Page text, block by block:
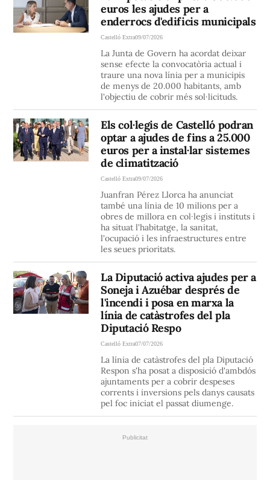
euros les ajudes per a
enderrocs d'edificis municipals
Castelló Extra09/07/2026
La Junta de Govern ha acordat deixar
sense efecte la convocatòria actual i
traure una nova línia per a municipis
de menys de 20.000 habitants, amb
l'objectiu de cobrir més sol·licituds.
Els col·legis de Castelló podran
optar a ajudes de fins a 25.000
euros per a instal·lar sistemes
de climatització
Castelló Extra09/07/2026
Juanfran Pérez Llorca ha anunciat
també una línia de 10 milions per a
obres de millora en col·legis i instituts i
ha situat l'habitatge, la sanitat,
l'ocupació i les infraestructures entre
les seues prioritats.
La Diputació activa ajudes per a
Soneja i Azuébar després de
l'incendi i posa en marxa la
línia de catàstrofes del pla
Diputació Respo
Castelló Extra07/07/2026
La línia de catàstrofes del pla Diputació
Respon s'ha posat a disposició d'ambdós
ajuntaments per a cobrir despeses
corrents i inversions pels danys causats
pel foc iniciat el passat diumenge.